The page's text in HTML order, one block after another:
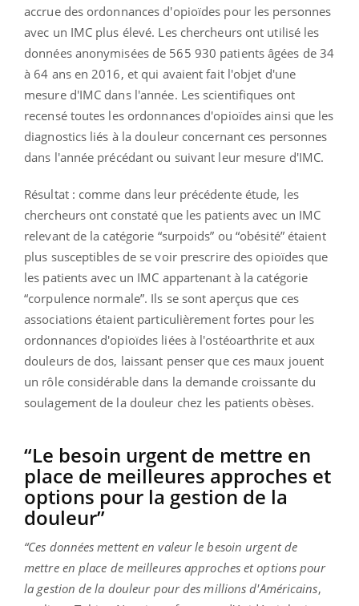
accrue des ordonnances d'opioïdes pour les personnes
avec un IMC plus élevé. Les chercheurs ont utilisé les
données anonymisées de 565 930 patients âgées de 34
à 64 ans en 2016, et qui avaient fait l'objet d'une
mesure d'IMC dans l'année. Les scientifiques ont
recensé toutes les ordonnances d'opioïdes ainsi que les
diagnostics liés à la douleur concernant ces personnes
dans l'année précédant ou suivant leur mesure d'IMC.
Résultat : comme dans leur précédente étude, les
chercheurs ont constaté que les patients avec un IMC
relevant de la catégorie “surpoids” ou “obésité” étaient
plus susceptibles de se voir prescrire des opioïdes que
les patients avec un IMC appartenant à la catégorie
“corpulence normale”. Ils se sont aperçus que ces
associations étaient particulièrement fortes pour les
ordonnances d'opioïdes liées à l'ostéoarthrite et aux
douleurs de dos, laissant penser que ces maux jouent
un rôle considérable dans la demande croissante du
soulagement de la douleur chez les patients obèses.
“Le besoin urgent de mettre en
place de meilleures approches et
options pour la gestion de la
douleur”
“Ces données mettent en valeur le besoin urgent de
mettre en place de meilleures approches et options pour
la gestion de la douleur pour des millions d'Américains,